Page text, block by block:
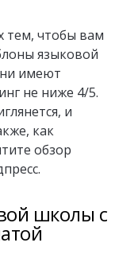
тем, чтобы вам
языковой
имеют
не ниже 4/5.
и
как
обзор
школы с